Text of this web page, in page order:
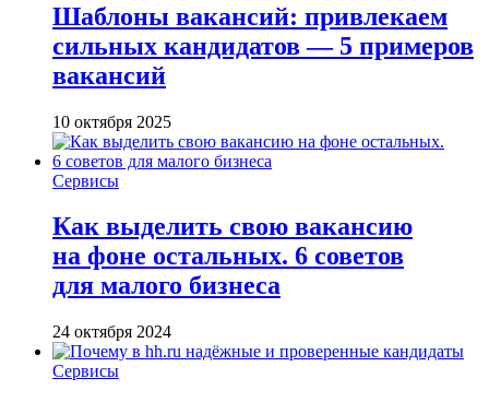
Шаблоны вакансий: привлекаем
сильных кандидатов — 5 примеров
вакансий
10 октября 2025
Сервисы
Как выделить свою вакансию
на фоне остальных. 6 советов
для малого бизнеса
24 октября 2024
Сервисы